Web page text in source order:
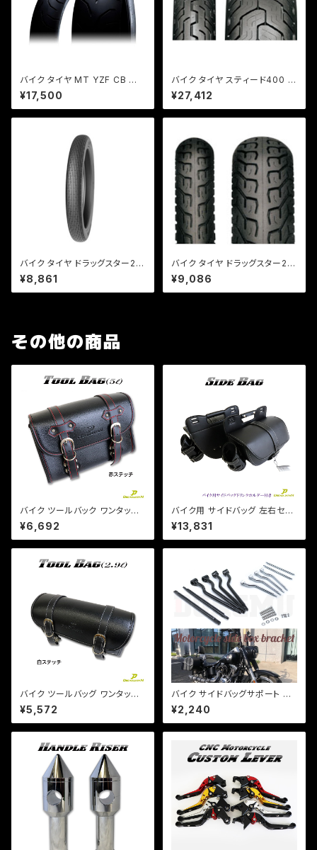
バイク タイヤ MT YZF CB ゼフ
ァー フロント用/ iRC（アイアー
ルシー）RMC810 [ 120/70ZR1
7 ] F 58W TL【取り寄せ】
¥17,500
バイク タイヤ スティード400 ド
ラッグスター400 リア用/ Kabu
ki D404 170/80-15R77S W
T
¥27,412
バイク タイヤ ドラッグスター25
0 フロント用 TIMSUN (ティム
ソン) / TS615 80/100-18 F 4
7P WT
¥8,861
バイク タイヤ ドラッグスター25
0 フロント用 純正タイヤ / IRC
NF27 80/100-18 F 47P WT
¥9,086
その他の商品
バイク ツールバック ワンタッチ
型 内ポケット付!(赤ステッチ) (5
L)ブラック ツールバッグ 合皮【D
ream-Japanオリジナル】DS S
¥6,692
バイク用 サイドバッグ 左右セッ
ト ドリンクホルダー レインカバ
ー付き /ドラッグスター/スポーツ
スター/ビラーゴ/マグナ
¥13,831
バイク ツールバッグ ワンタッチ
型 黒 ブラック 内ポケット付き
簡単取り付け 【白ステッチ】 アメ
リカン 小物入れ 工具入 / マグ
¥5,572
バイク サイドバッグサポート バ
ッグ アメリカン 汎用品 サドルバ
ッグ サポート 2点可動タイプ 左
右セット ドラッグスターa038
¥2,240